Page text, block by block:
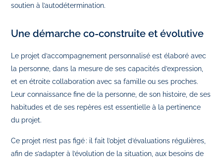
soutien à l’autodétermination.
Une démarche co‑construite et évolutive
Le projet d’accompagnement personnalisé est élaboré avec
la personne, dans la mesure de ses capacités d’expression,
et en étroite collaboration avec sa famille ou ses proches.
Leur connaissance fine de la personne, de son histoire, de ses
habitudes et de ses repères est essentielle à la pertinence
du projet.
Ce projet n’est pas figé : il fait l’objet d’évaluations régulières,
afin de s’adapter à l’évolution de la situation, aux besoins de